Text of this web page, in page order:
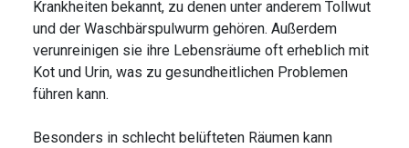
Krankheiten bekannt, zu denen unter anderem Tollwut
und der Waschbärspulwurm gehören. Außerdem
verunreinigen sie ihre Lebensräume oft erheblich mit
Kot und Urin, was zu gesundheitlichen Problemen
führen kann.
Besonders in schlecht belüfteten Räumen kann